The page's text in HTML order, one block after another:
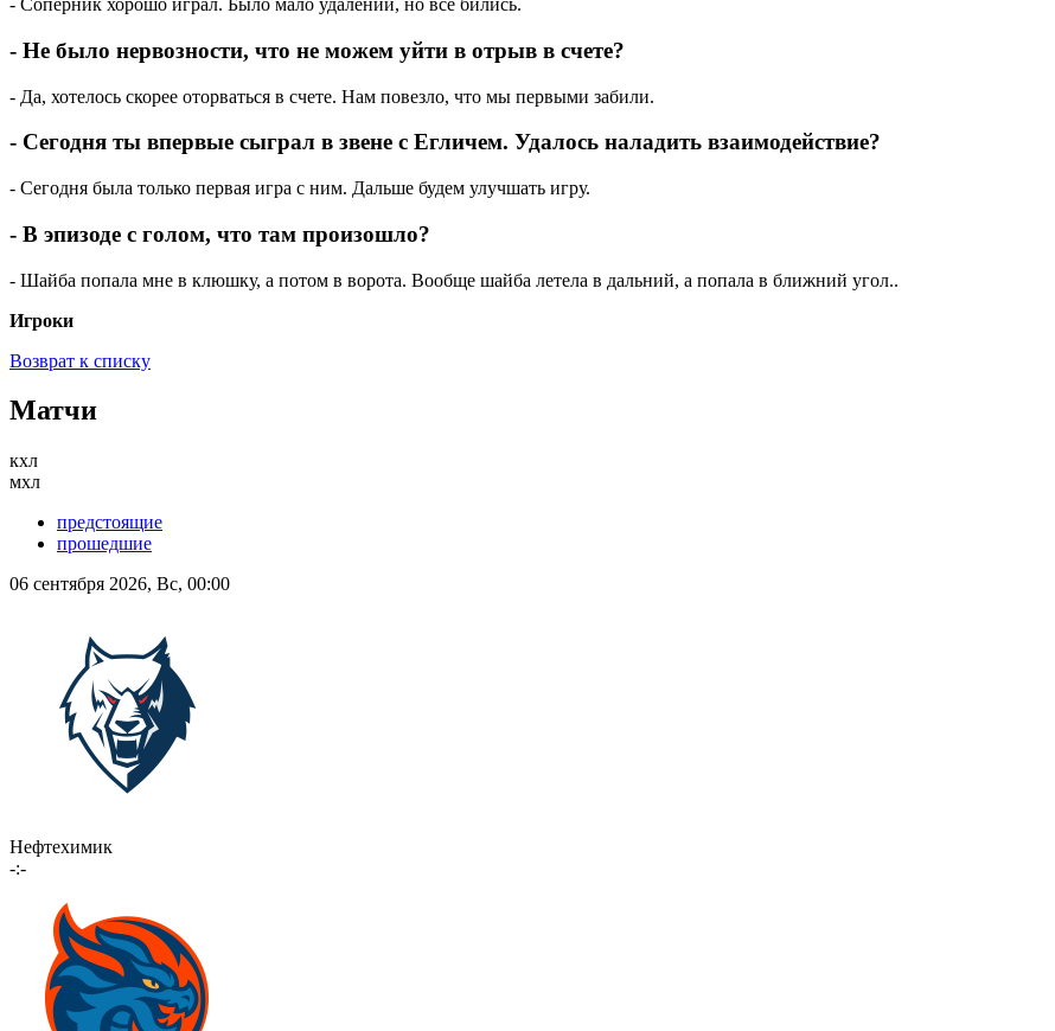
- Соперник хорошо играл. Было мало удалений, но все бились.
- Не было нервозности, что не можем уйти в отрыв в счете?
- Да, хотелось скорее оторваться в счете. Нам повезло, что мы первыми забили.
- Сегодня ты впервые сыграл в звене с Егличем. Удалось наладить взаимодействие?
- Сегодня была только первая игра с ним. Дальше будем улучшать игру.
- В эпизоде с голом, что там произошло?
- Шайба попала мне в клюшку, а потом в ворота. Вообще шайба летела в дальний, а попала в ближний угол..
Игроки
Возврат к списку
Матчи
кхл
мхл
предстоящие
прошедшие
06 сентября 2026, Вс, 00:00
Нефтехимик
-:-